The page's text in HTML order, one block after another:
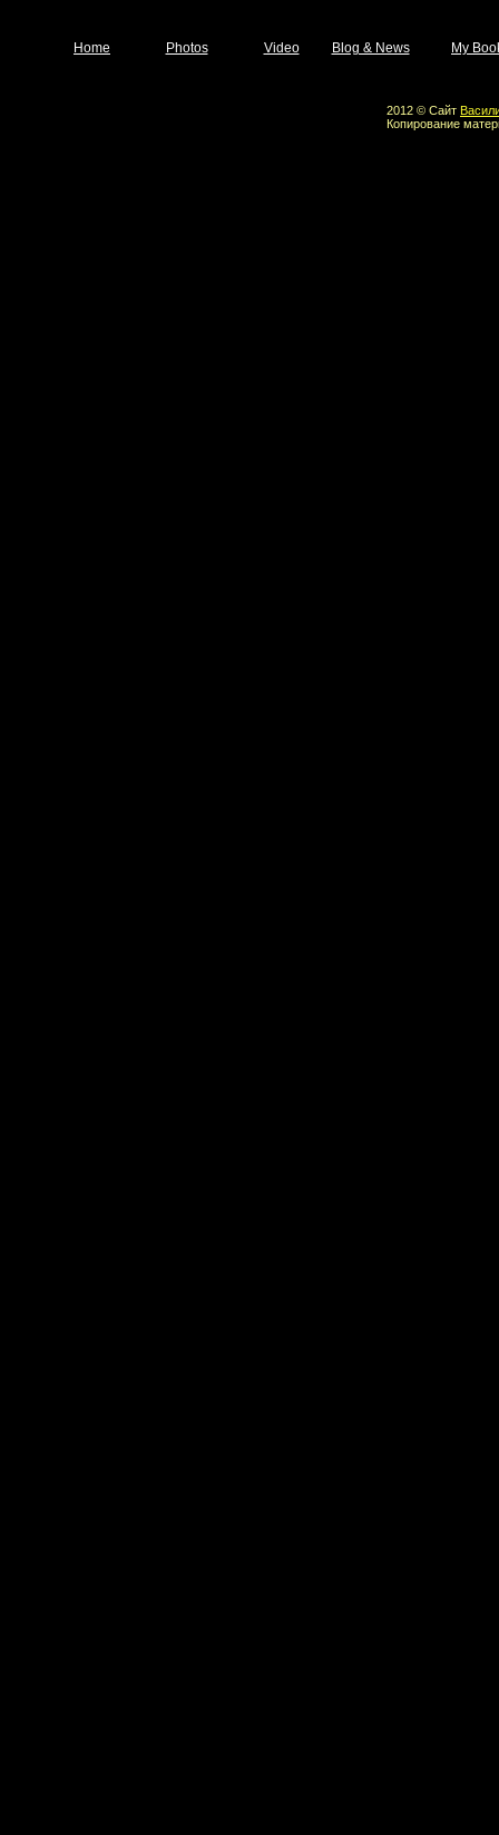
Home Photos Video Blog & News My
2012 © Сайт
Копирование